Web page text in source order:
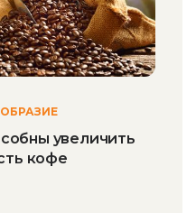
увеличить
кофе